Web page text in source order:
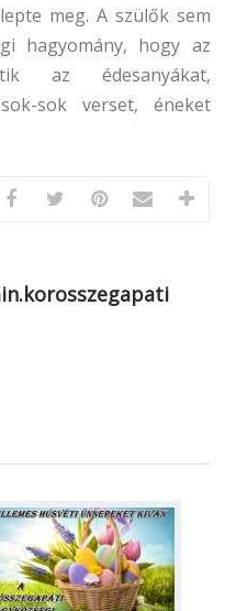
meg. A szülők sem
hagyomány, hogy az
az édesanyákat,
sok verset, éneket